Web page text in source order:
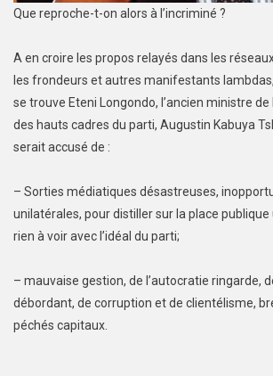
Que reproche-t-on alors à l’incriminé ?
A en croire les propos relayés dans les
les frondeurs et autres manifestants
se trouve Eteni Longondo, l’ancien ministre
des hauts cadres du parti, Augustin Kabuya
serait accusé de :
– Sorties médiatiques désastreuses,
unilatérales, pour distiller sur la place publique
rien à voir avec l’idéal du parti;
– mauvaise gestion, de l’autocratie ringarde,
débordant, de corruption et de clientélisme,
péchés capitaux.